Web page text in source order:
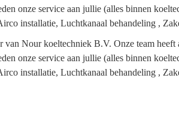
onze service aan jullie (alles binnen
installatie, Luchtkanaal behandeling ,
Nour koeltechniek B.V. Onze team
onze service aan jullie (alles binnen
installatie, Luchtkanaal behandeling ,